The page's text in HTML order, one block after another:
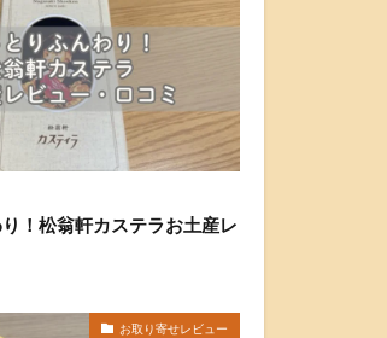
！松翁軒カステラお土産レ
お取り寄せレビュー